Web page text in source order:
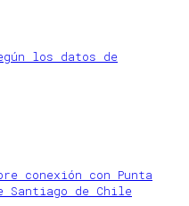
los datos de
conexión con Punta
Santiago de Chile